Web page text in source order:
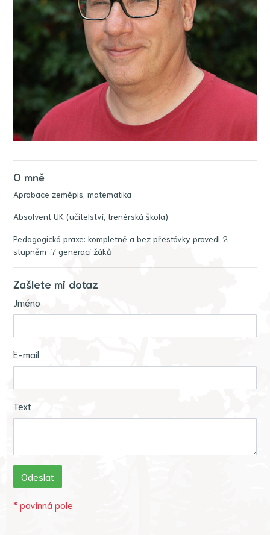
O mně
Aprobace zeměpis, matematika
Absolvent UK (učitelství, trenérská škola)
Pedagogická praxe: kompletně a bez přestávky provedl 2.
stupněm 7 generací žáků
Zašlete mi dotaz
Jméno
E-mail
Text
* povinná pole